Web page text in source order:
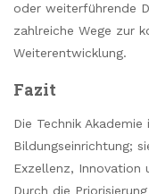
oder weiterführende
zahlreiche Wege zur
Weiterentwicklung.
Fazit
Die Technik
Bildungseinrichtung;
Exzellenz, Innovation
Durch die